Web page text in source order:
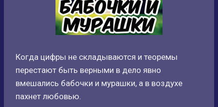
Когда цифры не складываются и теоремы
перестают быть верными в дело явно
вмешались бабочки и мурашки, а в воздухе
пахнет любовью.